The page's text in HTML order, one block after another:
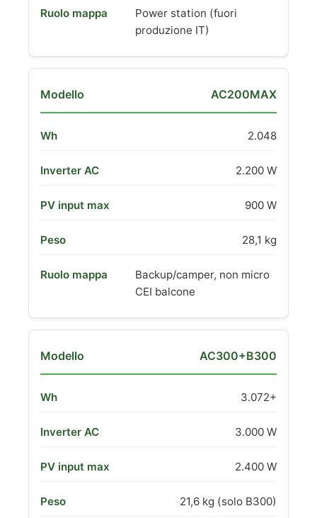
Power station (fuori
produzione IT)
AC200MAX
2.048
2.200 W
900 W
28,1 kg
Backup/camper, non micro
CEI balcone
AC300+B300
3.072+
3.000 W
2.400 W
21,6 kg (solo B300)